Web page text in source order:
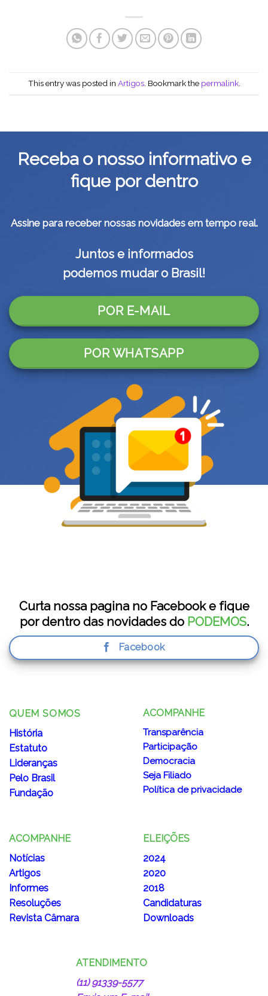
This entry was posted in Artigos. Bookmark the permalink.
Receba o nosso informativo e
fique por dentro
Assine para receber nossas novidades em tempo real.
Juntos e informados
podemos mudar o Brasil!
POR E-MAIL
POR WHATSAPP
Curta nossa pagina no Facebook e fique
por dentro das novidades do PODEMOS.
Facebook
QUEM SOMOS
História
Estatuto
Lideranças
Pelo Brasil
Fundação
ACOMPANHE
Transparência
Participação
Democracia
Seja Filiado
Política de privacidade
ACOMPANHE
Notícias
Artigos
Informes
Resoluções
Revista Câmara
ELEIÇÕES
2024
2020
2018
Candidaturas
Downloads
ATENDIMENTO
(11) 91339-5577